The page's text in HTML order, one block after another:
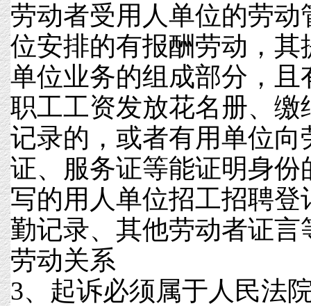
劳动者受用人单位的劳
位安排的有报酬劳动，其
单位业务的组成部分，且
职工工资发放花名册、缴
记录的，或者有用单位向
证、服务证等能证明身份
写的用人单位招工招聘
勤记录、其他劳动者证言
劳动关系
3、起诉必须属于人民法